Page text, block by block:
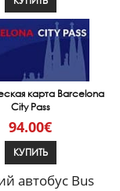
карта Barcelona
City Pass
94.00€
КУПИТЬ
автобус Bus